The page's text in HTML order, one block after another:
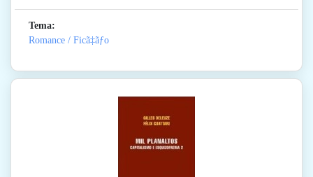
Tema:
Romance / Ficã‡ãƒo